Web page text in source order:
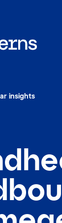
insights